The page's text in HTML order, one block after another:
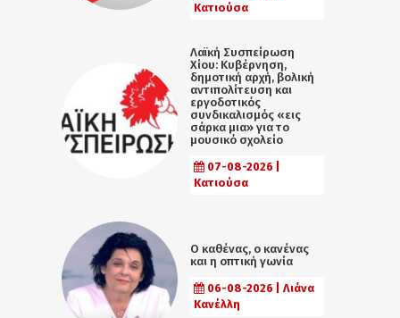
Κατιούσα
Λαϊκή Συσπείρωση
Χίου: Κυβέρνηση,
δημοτική αρχή, βολική
αντιπολίτευση και
εργοδοτικός
συνδικαλισμός «εις
σάρκα μια» για το
μουσικό σχολείο
07-08-2026 |
Κατιούσα
Ο καθένας, ο κανένας
και η οπτική γωνία
06-08-2026 | Λιάνα
Κανέλλη